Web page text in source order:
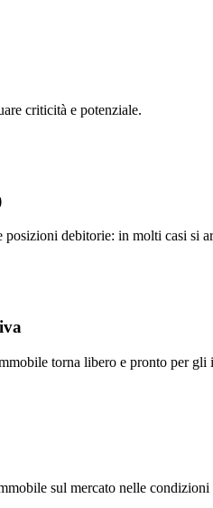
criticità e potenziale.
debitorie: in molti casi si
torna libero e pronto per gli
sul mercato nelle